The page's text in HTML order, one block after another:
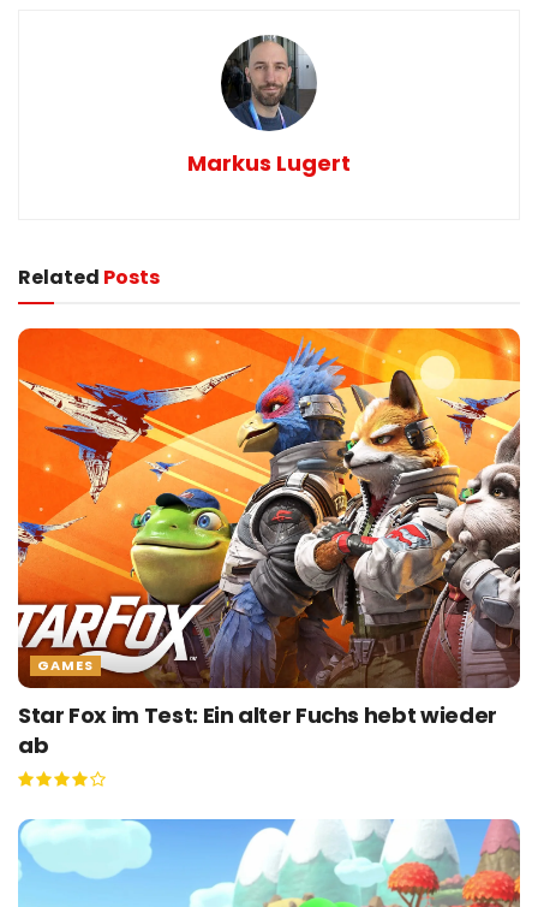
Markus Lugert
Related Posts
GAMES
Star Fox im Test: Ein alter Fuchs hebt wieder
ab